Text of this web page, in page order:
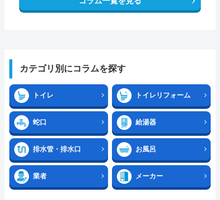
カテゴリ別にコラムを探す
トイレ トイレリフォーム
蛇口 給湯器
排水管・排水口 お風呂
業者 メーカー